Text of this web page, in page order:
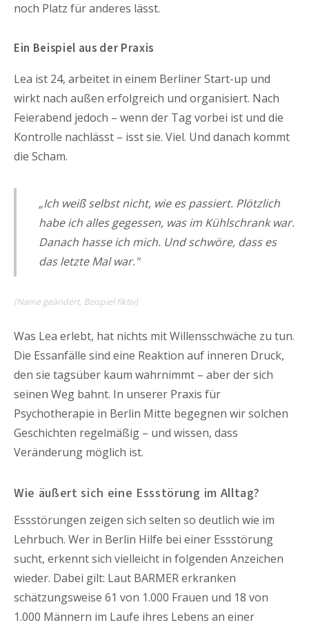
noch Platz für anderes lässt.
Ein Beispiel aus der Praxis
Lea ist 24, arbeitet in einem Berliner Start-up und
wirkt nach außen erfolgreich und organisiert. Nach
Feierabend jedoch – wenn der Tag vorbei ist und die
Kontrolle nachlässt – isst sie. Viel. Und danach kommt
die Scham.
„Ich weiß selbst nicht, wie es passiert. Plötzlich
habe ich alles gegessen, was im Kühlschrank war.
Danach hasse ich mich. Und schwöre, dass es
das letzte Mal war."
(Name geändert, Beispiel fiktiv)
Was Lea erlebt, hat nichts mit Willensschwäche zu tun.
Die Essanfälle sind eine Reaktion auf inneren Druck,
den sie tagsüber kaum wahrnimmt – aber der sich
seinen Weg bahnt. In unserer Praxis für
Psychotherapie in Berlin Mitte begegnen wir solchen
Geschichten regelmäßig – und wissen, dass
Veränderung möglich ist.
Wie äußert sich eine Essstörung im Alltag?
Essstörungen zeigen sich selten so deutlich wie im
Lehrbuch. Wer in Berlin Hilfe bei einer Essstörung
sucht, erkennt sich vielleicht in folgenden Anzeichen
wieder. Dabei gilt: Laut BARMER erkranken
schätzungsweise 61 von 1.000 Frauen und 18 von
1.000 Männern im Laufe ihres Lebens an einer